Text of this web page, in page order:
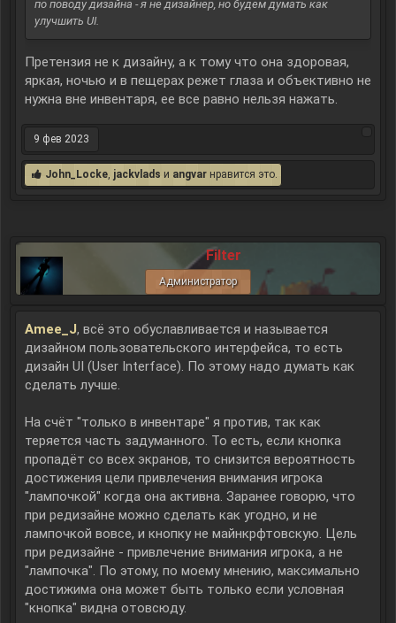
по поводу дизайна - я не дизайнер, но будем думать как
улучшить UI.
Претензия не к дизайну, а к тому что она здоровая,
яркая, ночью и в пещерах режет глаза и объективно не
нужна вне инвентаря, ее все равно нельзя нажать.
9 фев 2023
John_Locke, jackvlads и angvar нравится это.
Filter
Администратор
Amee_J, всё это обуславливается и называется
дизайном пользовательского интерфейса, то есть
дизайн UI (User Interface). По этому надо думать как
сделать лучше.
На счёт "только в инвентаре" я против, так как
теряется часть задуманного. То есть, если кнопка
пропадёт со всех экранов, то снизится вероятность
достижения цели привлечения внимания игрока
"лампочкой" когда она активна. Заранее говорю, что
при редизайне можно сделать как угодно, и не
лампочкой вовсе, и кнопку не майнкрфтовскую. Цель
при редизайне - привлечение внимания игрока, а не
"лампочка". По этому, по моему мнению, максимально
достижима она может быть только если условная
"кнопка" видна отовсюду.